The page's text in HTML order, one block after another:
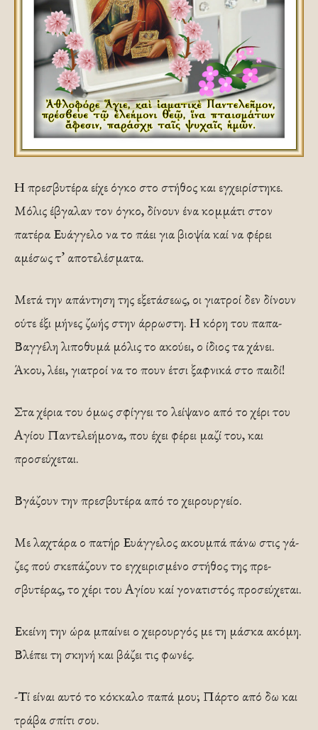
Η πρεσβυτέρα είχε όγκο στο στήθος και εγχειρί­στηκε.
Μόλις έβγαλαν τον όγκο, δίνουν ένα κομμάτι στον
πατέρα Ευάγγελο να το πάει για βιοψία καί να φέρει
αμέσως τ’ αποτελέσματα.
Μετά την απάντηση της εξετάσεως, οι γιατροί δεν δίνουν
ούτε έξι μήνες ζωής στην άρρωστη. Η κόρη του παπα-
Βαγγέλη λι­ποθυμά μόλις το ακούει, ο ίδιος τα χάνει.
Άκου, λέει, γιατροί να το πουν έτσι ξαφνικά στο παιδί!
Στα χέρια του όμως σφίγγει το λείψανο από το χέρι του
Αγίου Παντελεήμονα, που έχει φέρει μαζί του, και
προσεύχεται.
Βγάζουν την πρεσβυτέρα από το χειρουργείο.
Με λαχτάρα ο πατήρ Ευάγγελος ακουμπά πάνω στις γά­
ζες πού σκεπάζουν το εγχειρισμένο στήθος της πρε­
σβυτέρας, το χέρι του Αγίου καί γονατιστός προσεύ­χεται.
Εκείνη την ώρα μπαίνει ο χειρουργός με τη μάσκα ακόμη.
Βλέπει τη σκηνή και βάζει τις φωνές.
-Τί είναι αυτό το κόκκαλο παπά μου; Πάρτο από δω και
τράβα σπίτι σου.